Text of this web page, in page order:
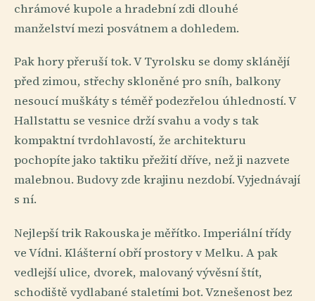
chrámové kupole a hradební zdi dlouhé
manželství mezi posvátnem a dohledem.
Pak hory přeruší tok. V Tyrolsku se domy sklánějí
před zimou, střechy skloněné pro sníh, balkony
nesoucí muškáty s téměř podezřelou úhledností. V
Hallstattu se vesnice drží svahu a vody s tak
kompaktní tvrdohlavostí, že architekturu
pochopíte jako taktiku přežití dříve, než ji nazvete
malebnou. Budovy zde krajinu nezdobí. Vyjednávají
s ní.
Nejlepší trik Rakouska je měřítko. Imperiální třídy
ve Vídni. Klášterní obří prostory v Melku. A pak
vedlejší ulice, dvorek, malovaný vývěsní štít,
schodiště vydlabané staletími bot. Vznešenost bez